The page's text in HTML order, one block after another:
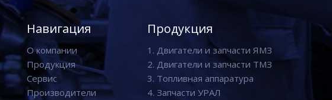
Навигация
О компании
Продукция
Сервис
Производители
Продукция
1. Двигатели и запчасти ЯМЗ
2. Двигатели и запчасти ТМЗ
3. Топливная аппаратура
4. Запчасти УРАЛ